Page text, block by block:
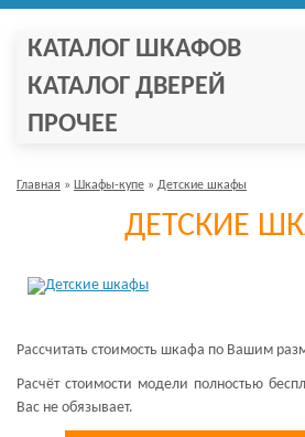
КАТАЛОГ ШКАФОВ
КАТАЛОГ ДВЕРЕЙ
ПРОЧЕЕ
Главная » Шкафы-купе » Детские шкафы
ДЕТСКИЕ
Рассчитать стоимость шкафа по Вашим
Расчёт стоимости модели полностью
Вас не обязывает.